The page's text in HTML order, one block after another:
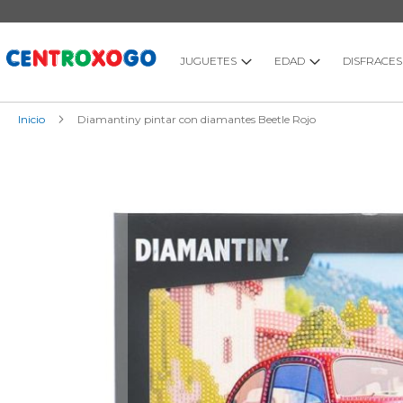
al
JUGUETES EDAD DISFRACES
Inicio Diamantiny pintar con diamantes Beetle Rojo